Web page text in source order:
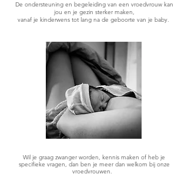
De ondersteuning en begeleiding van een vroedvrouw kan
jou en je gezin sterker maken,
vanaf je kinderwens tot lang na de geboorte van je baby.
Wil je graag zwanger worden, kennis maken of heb je
specifieke vragen, dan ben je meer dan welkom bij onze
vroedvrouwen.